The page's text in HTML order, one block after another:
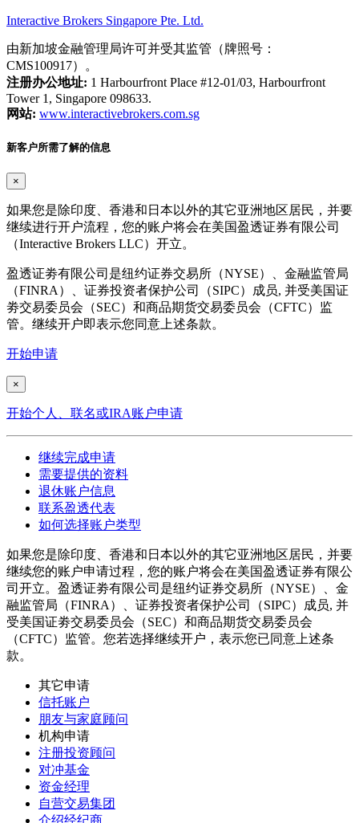
Interactive Brokers Singapore Pte. Ltd.
由新加坡金融管理局许可并受其监管（牌照号：
CMS100917）。
注册办公地址: 1 Harbourfront Place #12-01/03, Harbourfront
Tower 1, Singapore 098633.
网站: www.interactivebrokers.com.sg
新客户所需了解的信息
×
如果您是除印度、香港和日本以外的其它亚洲地区居民，并要
继续进行开户流程，您的账户将会在美国盈透证券有限公司
（Interactive Brokers LLC）开立。
盈透证劵有限公司是纽约证券交易所（NYSE）、金融监管局
（FINRA）、证券投资者保护公司（SIPC）成员, 并受美国证
劵交易委员会（SEC）和商品期货交易委员会（CFTC）监
管。继续开户即表示您同意上述条款。
开始申请
×
开始个人、联名或IRA账户申请
继续完成申请
需要提供的资料
退休账户信息
联系盈透代表
如何选择账户类型
如果您是除印度、香港和日本以外的其它亚洲地区居民，并要
继续您的账户申请过程，您的账户将会在美国盈透证券有限公
司开立。盈透证劵有限公司是纽约证券交易所（NYSE）、金
融监管局（FINRA）、证券投资者保护公司（SIPC）成员, 并
受美国证劵交易委员会（SEC）和商品期货交易委员会
（CFTC）监管。您若选择继续开户，表示您已同意上述条
款。
其它申请
信托账户
朋友与家庭顾问
机构申请
注册投资顾问
对冲基金
资金经理
自营交易集团